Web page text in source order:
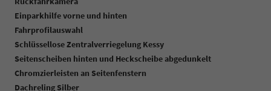
Einparkhilfe vorne und hinten
Fahrprofilauswahl
Schlüssellose Zentralverriegelung Kessy
Seitenscheiben hinten und Heckscheibe abgedunkelt
Chromzierleisten an Seitenfenstern
Dachreling Silber